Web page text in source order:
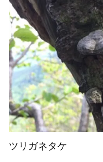
ツリガネタケ